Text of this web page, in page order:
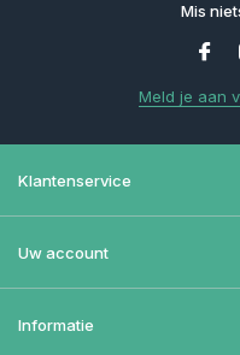
Mis
Meld je aan
Klantenservice
Uw account
Informatie